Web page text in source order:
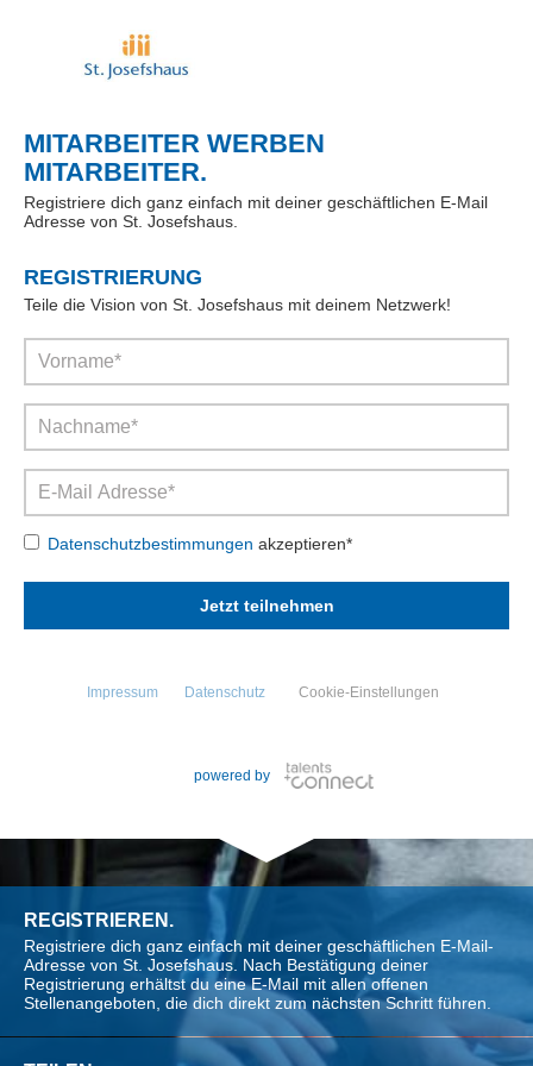
MITARBEITER WERBEN
MITARBEITER.
Registriere dich ganz einfach mit deiner geschäftlichen E-Mail
Adresse von St. Josefshaus.
REGISTRIERUNG
Teile die Vision von St. Josefshaus mit deinem Netzwerk!
Datenschutzbestimmungen akzeptieren*
Impressum Datenschutz Cookie-Einstellungen
powered by
REGISTRIEREN.
Registriere dich ganz einfach mit deiner geschäftlichen E-Mail-
Adresse von St. Josefshaus. Nach Bestätigung deiner
Registrierung erhältst du eine E-Mail mit allen offenen
Stellenangeboten, die dich direkt zum nächsten Schritt führen.